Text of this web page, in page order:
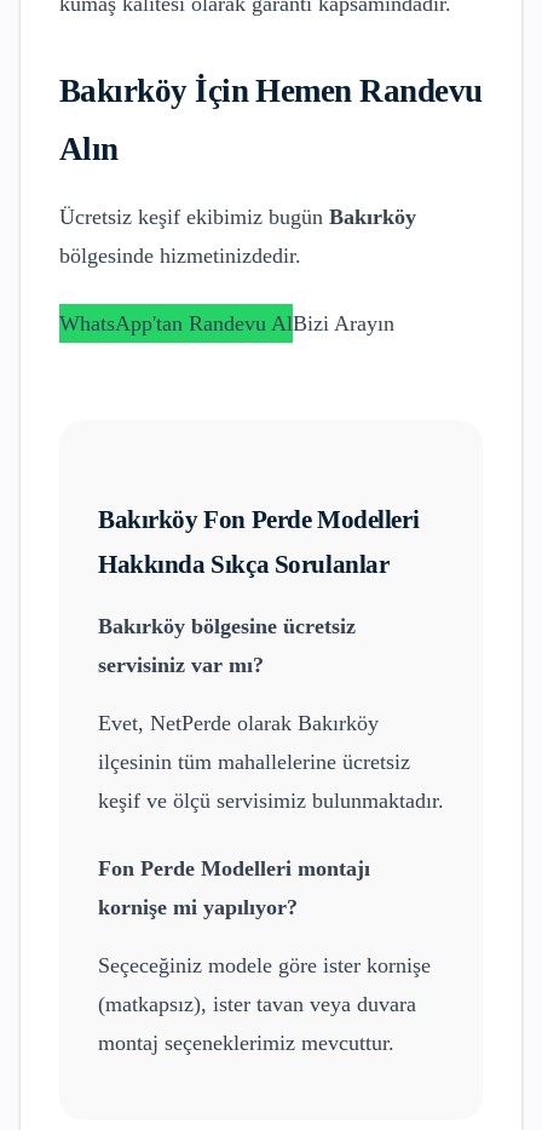
Bakırköyİçin Hemen Randevu
Alın
Ücretsiz keşif ekibimiz bugün Bakırköy
bölgesinde hizmetinizdedir.
WhatsApp'tan Randevu AlBizi Arayın
BakırköyFon Perde Modelleri
Hakkında Sıkça Sorulanlar
Bakırköy bölgesine ücretsiz
servisiniz var mı?
Evet, NetPerde olarak Bakırköy
ilçesinin tüm mahallelerine ücretsiz
keşif ve ölçü servisimiz bulunmaktadır.
Fon Perde Modelleri montajı
kornişe mi yapılıyor?
Seçeceğiniz modele göre ister kornişe
(matkapsız), ister tavan veya duvara
montaj seçeneklerimiz mevcuttur.